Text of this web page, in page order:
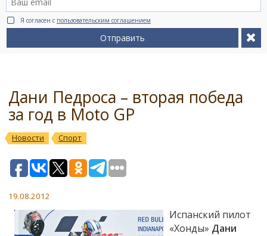
BCN life
Сервис на немецком
Я согласен с пользовательским соглашением
Отправить
Дани Педроса – вторая победа
за год в Moto GP
Новости Спорт
19.08.2012
Испанский пилот
«Хонды» Дани